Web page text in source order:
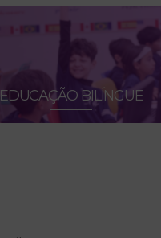
EDUCAÇÃO BILÍNGUE